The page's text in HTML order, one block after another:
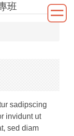
班
sadipscing
invidunt ut
sed diam